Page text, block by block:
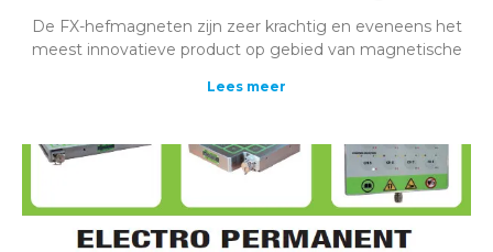
De FX-hefmagneten zijn zeer krachtig en eveneens het
meest innovatieve product op gebied van magnetische
Lees meer